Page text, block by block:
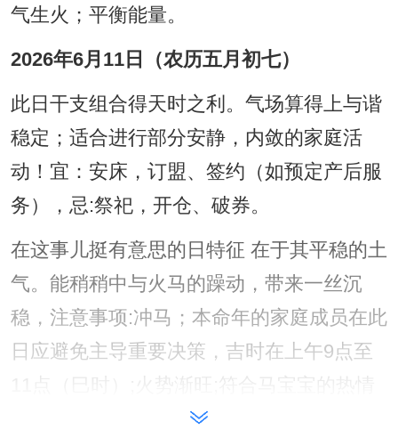
气生火；平衡能量。
2026年6月11日（农历五月初七）
此日干支组合得天时之利。气场算得上与谐
稳定；适合进行部分安静，内敛的家庭活
动！宜：安床，订盟、签约（如预定产后服
务），忌:祭祀，开仓、破券。
在这事儿挺有意思的日特征 在于其平稳的土
气。能稍稍中与火马的躁动，带来一丝沉
稳，注意事项:冲马；本命年的家庭成员在此
日应避免主导重要决策，吉时在上午9点至